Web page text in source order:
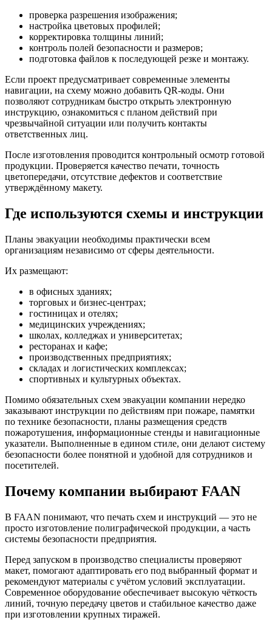
проверка разрешения изображения;
настройка цветовых профилей;
корректировка толщины линий;
контроль полей безопасности и размеров;
подготовка файлов к последующей резке и монтажу.
Если проект предусматривает современные элементы
навигации, на схему можно добавить QR-коды. Они
позволяют сотрудникам быстро открыть электронную
инструкцию, ознакомиться с планом действий при
чрезвычайной ситуации или получить контакты
ответственных лиц.
После изготовления проводится контрольный осмотр готовой
продукции. Проверяется качество печати, точность
цветопередачи, отсутствие дефектов и соответствие
утверждённому макету.
Где используются схемы и инструкции
Планы эвакуации необходимы практически всем
организациям независимо от сферы деятельности.
Их размещают:
в офисных зданиях;
торговых и бизнес-центрах;
гостиницах и отелях;
медицинских учреждениях;
школах, колледжах и университетах;
ресторанах и кафе;
производственных предприятиях;
складах и логистических комплексах;
спортивных и культурных объектах.
Помимо обязательных схем эвакуации компании нередко
заказывают инструкции по действиям при пожаре, памятки
по технике безопасности, планы размещения средств
пожаротушения, информационные стенды и навигационные
указатели. Выполненные в едином стиле, они делают систему
безопасности более понятной и удобной для сотрудников и
посетителей.
Почему компании выбирают FAAN
В FAAN понимают, что печать схем и инструкций — это не
просто изготовление полиграфической продукции, а часть
системы безопасности предприятия.
Перед запуском в производство специалисты проверяют
макет, помогают адаптировать его под выбранный формат и
рекомендуют материалы с учётом условий эксплуатации.
Современное оборудование обеспечивает высокую чёткость
линий, точную передачу цветов и стабильное качество даже
при изготовлении крупных тиражей.